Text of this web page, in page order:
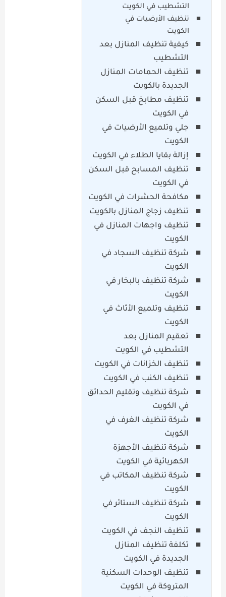
التشطيب في الكويت
تنظيف الأرضيات في
الكويت
كيفية تنظيف المنازل بعد
التشطيب
تنظيف الحمامات المنازل
الجديدة بالكويت
تنظيف مطابخ قبل السكن
في الكويت
جلي وتلميع الأرضيات في
الكويت
إزالة بقايا الطلاء في الكويت
تنظيف المسابح قبل السكن
في الكويت
مكافحة الحشرات في الكويت
تنظيف زجاج المنازل بالكويت
تنظيف واجهات المنازل في
الكويت
شركة تنظيف السجاد في
الكويت
شركة تنظيف بالبخار في
الكويت
تنظيف وتلميع الأثاث في
الكويت
تعقيم المنازل بعد
التشطيب في الكويت
تنظيف الخزانات في الكويت
تنظيف الكنب في الكويت
شركة تنظيف وتقليم الحدائق
في الكويت
شركة تنظيف الغرف في
الكويت
شركة تنظيف الأجهزة
الكهربائية في الكويت
شركة تنظيف المكاتب في
الكويت
شركة تنظيف الستائر في
الكويت
تنظيف النجف في الكويت
تكلفة تنظيف المنازل
الجديدة في الكويت
تنظيف الوحدات السكنية
المتروكة في الكويت